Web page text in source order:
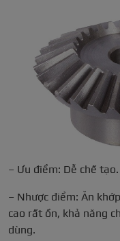
– Ưu điểm: Dễ chế tạo.
– Nhược điểm: Ăn
cao rất ồn, khả năng
dùng.